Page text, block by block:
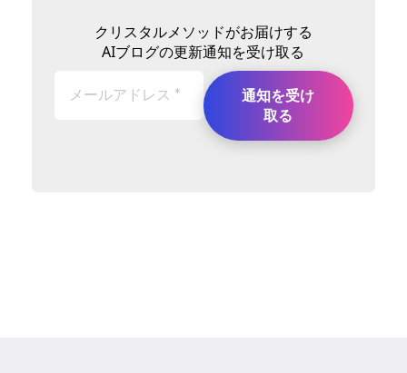
クリスタルメソッドがお届けする
AIブログの更新通知を受け取る